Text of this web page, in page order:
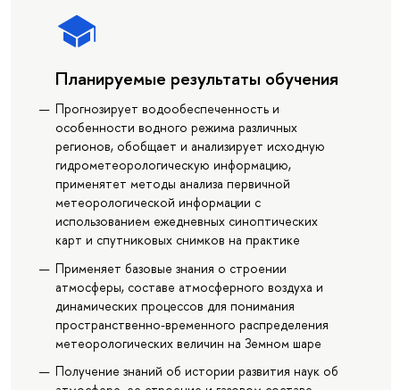
Планируемые результаты обучения
Прогнозирует водообеспеченность и
особенности водного режима различных
регионов, обобщает и анализирует исходную
гидрометеорологическую информацию,
применятет методы анализа первичной
метеорологической информации с
использованием ежедневных синоптических
карт и спутниковых снимков на практике
Применяет базовые знания о строении
атмосферы, составе атмосферного воздуха и
динамических процессов для понимания
пространственно-временного распределения
метеорологических величин на Земном шаре
Получение знаний об истории развития наук об